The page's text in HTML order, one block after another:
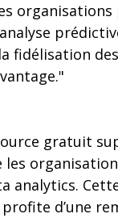
fidélisation
gratuit
analytics.
d’une